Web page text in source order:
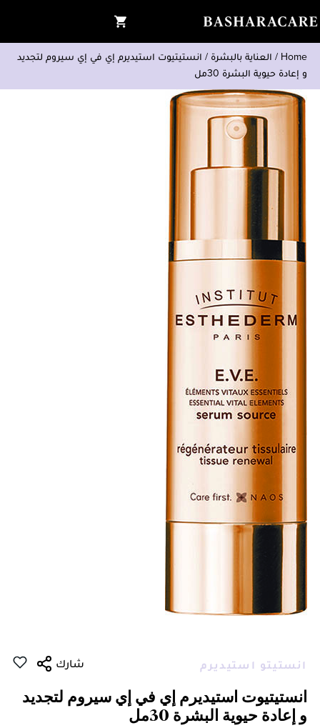
Home
/ العناية بالبشرة / انستيتيوت استيديرم إي في إي سيروم لتجديد
و إعادة حيوية البشرة 30مل
انستيتو استيديرم شارك
انستيتيوت استيديرم إي في إي سيروم لتجديد
و إعادة حيوية البشرة 30مل